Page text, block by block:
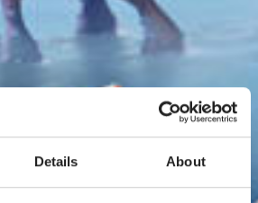
Details About